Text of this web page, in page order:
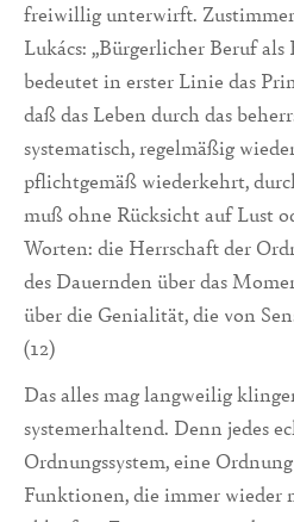
freiwillig unterwirft.
Lukács: „Bürgerlicher Beruf als
bedeutet in erster Linie das
daß das Leben durch das
systematisch, regelmäßig
pflichtgemäß wiederkehrt,
muß ohne Rücksicht auf Lust
Worten: die Herrschaft der
des Dauernden über das
über die Genialität, die von
(12)
Das alles mag langweilig
systemerhaltend. Denn jedes
Ordnungssystem, eine
Funktionen, die immer wieder